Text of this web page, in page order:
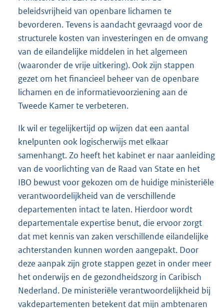
beleidsvrijheid van openbare lichamen te
bevorderen. Tevens is aandacht gevraagd voor de
structurele kosten van investeringen en de omvang
van de eilandelijke middelen in het algemeen
(waaronder de vrije uitkering). Ook zijn stappen
gezet om het financieel beheer van de openbare
lichamen en de informatievoorziening aan de
Tweede Kamer te verbeteren.
Ik wil er tegelijkertijd op wijzen dat een aantal
knelpunten ook logischerwijs met elkaar
samenhangt. Zo heeft het kabinet er naar aanleiding
van de voorlichting van de Raad van State en het
IBO bewust voor gekozen om de huidige ministeriële
verantwoordelijkheid van de verschillende
departementen intact te laten. Hierdoor wordt
departementale expertise benut, die ervoor zorgt
dat met kennis van zaken verschillende eilandelijke
achterstanden kunnen worden aangepakt. Door
deze aanpak zijn grote stappen gezet in onder meer
het onderwijs en de gezondheidszorg in Caribisch
Nederland. De ministeriële verantwoordelijkheid bij
vakdepartementen betekent dat mijn ambtenaren